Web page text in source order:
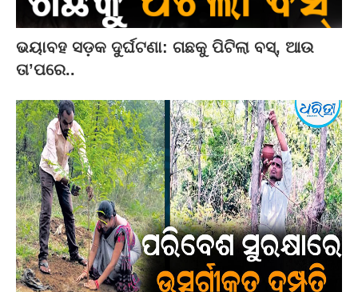
ଭୟାବହ ସଡ଼କ ଦୁର୍ଘଟଣା: ଗଛକୁ ପିଟିଲା ବସ୍‌, ଆଉ
ତା’ପରେ..